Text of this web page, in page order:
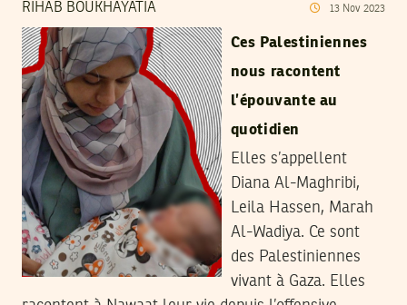
RIHAB BOUKHAYATIA 13 Nov 2023
Ces Palestiniennes
nous racontent
l’épouvante au
quotidien
Elles s’appellent
Diana Al-Maghribi,
Leila Hassen, Marah
Al-Wadiya. Ce sont
des Palestiniennes
vivant à Gaza. Elles